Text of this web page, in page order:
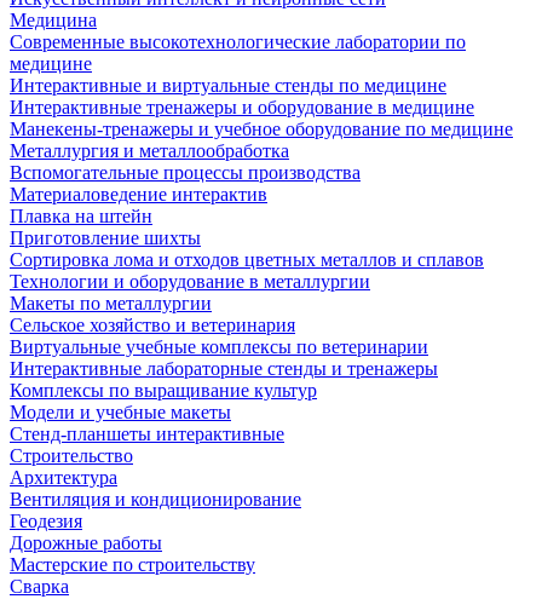
Медицина
Современные высокотехнологические лаборатории по
медицине
Интерактивные и виртуальные стенды по медицине
Интерактивные тренажеры и оборудование в медицине
Манекены-тренажеры и учебное оборудование по медицине
Металлургия и металлообработка
Вспомогательные процессы производства
Материаловедение интерактив
Плавка на штейн
Приготовление шихты
Сортировка лома и отходов цветных металлов и сплавов
Технологии и оборудование в металлургии
Макеты по металлургии
Сельское хозяйство и ветеринария
Виртуальные учебные комплексы по ветеринарии
Интерактивные лабораторные стенды и тренажеры
Комплексы по выращивание культур
Модели и учебные макеты
Стенд-планшеты интерактивные
Строительство
Архитектура
Вентиляция и кондиционирование
Геодезия
Дорожные работы
Мастерские по строительству
Сварка